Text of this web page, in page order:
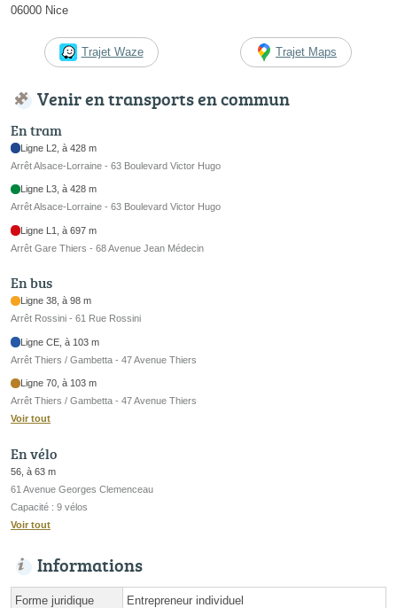
06000 Nice
Trajet Waze Trajet Maps
Venir en transports en commun
En tram
Ligne L2, à 428 m
Arrêt Alsace-Lorraine - 63 Boulevard Victor Hugo
Ligne L3, à 428 m
Arrêt Alsace-Lorraine - 63 Boulevard Victor Hugo
Ligne L1, à 697 m
Arrêt Gare Thiers - 68 Avenue Jean Médecin
En bus
Ligne 38, à 98 m
Arrêt Rossini - 61 Rue Rossini
Ligne CE, à 103 m
Arrêt Thiers / Gambetta - 47 Avenue Thiers
Ligne 70, à 103 m
Arrêt Thiers / Gambetta - 47 Avenue Thiers
Voir tout
En vélo
56, à 63 m
61 Avenue Georges Clemenceau
Capacité : 9 vélos
Voir tout
Informations
Forme juridique Entrepreneur individuel